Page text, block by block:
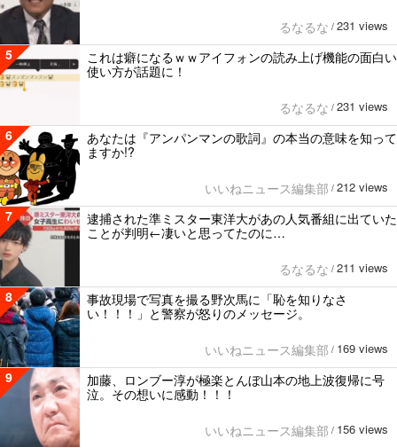
るなるな / 231 views
5
これは癖になるｗｗアイフォンの読み上げ機能の面白い
使い方が話題に！
るなるな / 231 views
6
あなたは『アンパンマンの歌詞』の本当の意味を知って
ますか!?
いいねニュース編集部 / 212 views
7
逮捕された準ミスター東洋大があの人気番組に出ていた
ことが判明←凄いと思ってたのに…
るなるな / 211 views
8
事故現場で写真を撮る野次馬に「恥を知りなさ
い！！！」と警察が怒りのメッセージ。
いいねニュース編集部 / 169 views
9
加藤、ロンブー淳が極楽とんぼ山本の地上波復帰に号
泣。その想いに感動！！！
いいねニュース編集部 / 156 views